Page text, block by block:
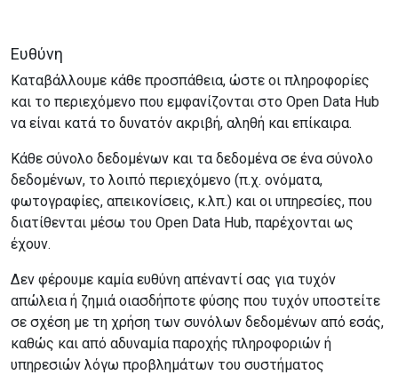
Ευθύνη
Καταβάλλουμε κάθε προσπάθεια, ώστε οι πληροφορίες
και το περιεχόμενο που εμφανίζονται στο Open Data Hub
να είναι κατά το δυνατόν ακριβή, αληθή και επίκαιρα.
Κάθε σύνολο δεδομένων και τα δεδομένα σε ένα σύνολο
δεδομένων, το λοιπό περιεχόμενο (π.χ. ονόματα,
φωτογραφίες, απεικονίσεις, κ.λπ.) και οι υπηρεσίες, που
διατίθενται μέσω του Open Data Hub, παρέχονται ως
έχουν.
Δεν φέρουμε καμία ευθύνη απέναντί ​​σας για τυχόν
απώλεια ή ζημιά οιασδήποτε φύσης που τυχόν υποστείτε
σε σχέση με τη χρήση των συνόλων δεδομένων από εσάς,
καθώς και από αδυναμία παροχής πληροφοριών ή
υπηρεσιών λόγω προβλημάτων του συστήματος